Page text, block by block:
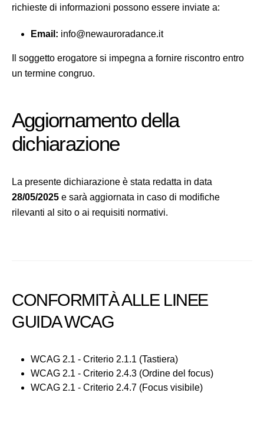
richieste di informazioni possono essere inviate a:
Email: info@newauroradance.it
Il soggetto erogatore si impegna a fornire riscontro entro
un termine congruo.
Aggiornamento della
dichiarazione
La presente dichiarazione è stata redatta in data
28/05/2025 e sarà aggiornata in caso di modifiche
rilevanti al sito o ai requisiti normativi.
CONFORMITÀ ALLE LINEE
GUIDA WCAG
WCAG 2.1 - Criterio 2.1.1 (Tastiera)
WCAG 2.1 - Criterio 2.4.3 (Ordine del focus)
WCAG 2.1 - Criterio 2.4.7 (Focus visibile)